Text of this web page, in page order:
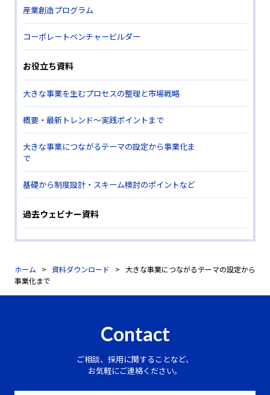
産業創造プログラム
コーポレートベンチャービルダー
お役立ち資料
大きな事業を生むプロセスの整理と市場戦略
概要・最新トレンド～実践ポイントまで
大きな事業につながるテーマの設定から事業化ま
で
基礎から制度設計・スキーム検討のポイントなど
過去ウェビナー資料
ホーム 資料ダウンロード
大きな事業につながるテーマの設定から
事業化まで
Contact
ご相談、採用に関することなど、
お気軽にご連絡ください。